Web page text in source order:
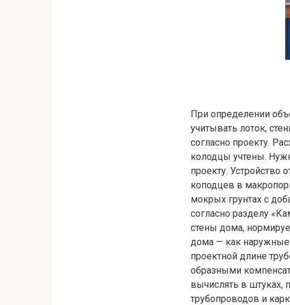
При определении
учитывать лоток,
согласно проекту.
колодцы учтены.
проекту. Устройство
коподцев в
мокрых грунтах с
согласно разделу
стены дома,
дома — как наружные
проектной длине
образными
вычислять в штуках,
трубопроводов и